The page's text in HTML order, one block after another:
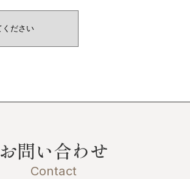
お問い合わせ
Contact